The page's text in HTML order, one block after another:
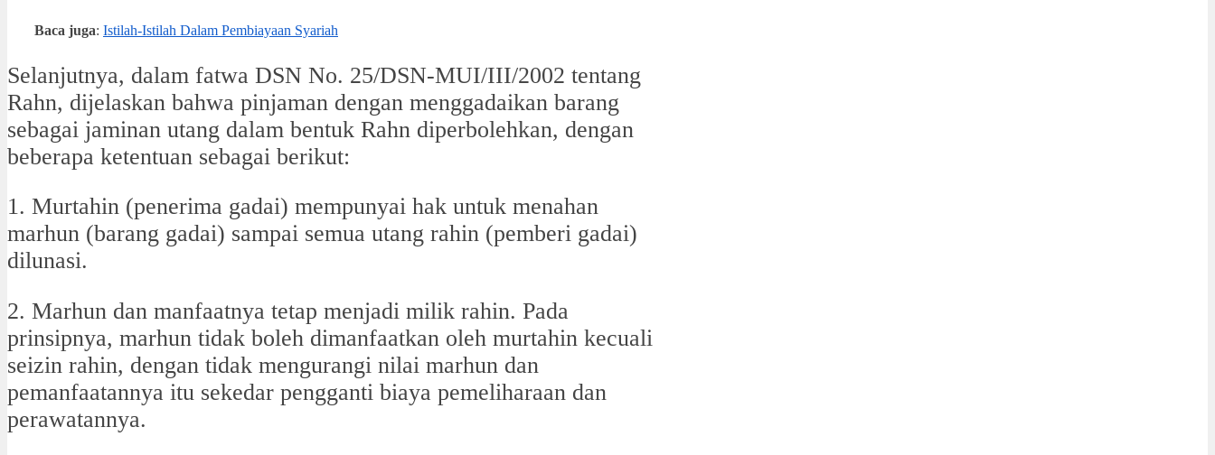
Baca juga: Istilah-Istilah Dalam Pembiayaan Syariah
Selanjutnya, dalam fatwa DSN No. 25/DSN-MUI/III/2002 tentang
Rahn, dijelaskan bahwa pinjaman dengan menggadaikan barang
sebagai jaminan utang dalam bentuk Rahn diperbolehkan, dengan
beberapa ketentuan sebagai berikut:
1. Murtahin (penerima gadai) mempunyai hak untuk menahan
marhun (barang gadai) sampai semua utang rahin (pemberi gadai)
dilunasi.
2. Marhun dan manfaatnya tetap menjadi milik rahin. Pada
prinsipnya, marhun tidak boleh dimanfaatkan oleh murtahin kecuali
seizin rahin, dengan tidak mengurangi nilai marhun dan
pemanfaatannya itu sekedar pengganti biaya pemeliharaan dan
perawatannya.